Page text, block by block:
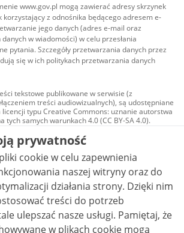
www.gov.pl mogą zawierać adresy skrzynek
korzystający z odnośnika będącego adresem e-
jego danych (adres e-mail oraz
w wiadomości) w celu przesłania
pytania. Szczegóły przetwarzania danych przez
się w ich politykach przetwarzania danych
tekstowe publikowane w serwisie (z
treści audiowizualnych), są udostępniane
licencji typu Creative Commons: uznanie autorstwa
tych samych warunkach 4.0 (CC BY-SA 4.0).
audiowizualne, w tym zdjęcia, materiały
i wideo, są udostępniane na licencji typu
Commons: uznanie autorstwa użycie
- bez utworów zależnych 4.0 (CC BY-
ND 4.0), o ile nie jest to stwierdzone inaczej.
prywatność
cookie w celu zapewnienia
naszej witryny oraz do
działania strony. Dzięki nim
treści do potrzeb
nasze usługi. Pamiętaj, że
w plikach cookie mogą